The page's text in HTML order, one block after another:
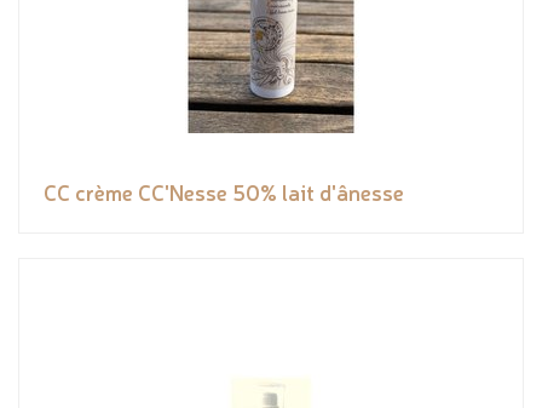
CC crème CC'Nesse 50% lait d'ânesse